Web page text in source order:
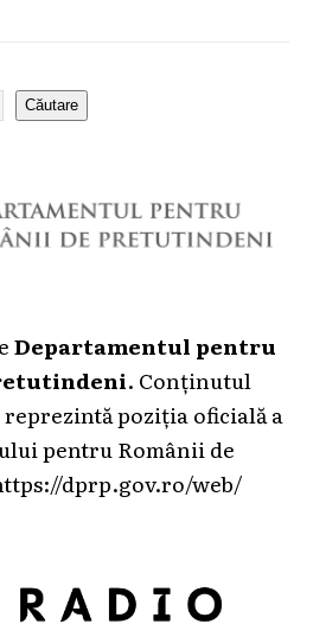
Căutare
Departamentul pentru
. Conținutul
poziția oficială a
pentru Românii de
dprp.gov.ro/web/